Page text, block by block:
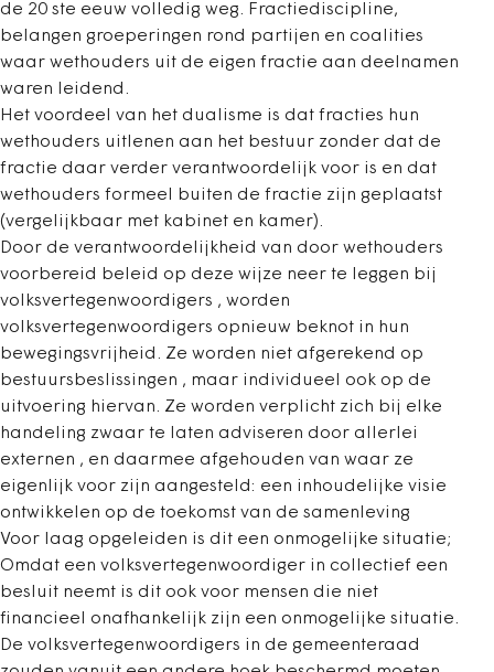
de 20 ste eeuw volledig weg. Fractiediscipline,
belangen groeperingen rond partijen en coalities
waar wethouders uit de eigen fractie aan deelnamen
waren leidend.
Het voordeel van het dualisme is dat fracties hun
wethouders uitlenen aan het bestuur zonder dat de
fractie daar verder verantwoordelijk voor is en dat
wethouders formeel buiten de fractie zijn geplaatst
(vergelijkbaar met kabinet en kamer).
Door de verantwoordelijkheid van door wethouders
voorbereid beleid op deze wijze neer te leggen bij
volksvertegenwoordigers , worden
volksvertegenwoordigers opnieuw beknot in hun
bewegingsvrijheid. Ze worden niet afgerekend op
bestuursbeslissingen , maar individueel ook op de
uitvoering hiervan. Ze worden verplicht zich bij elke
handeling zwaar te laten adviseren door allerlei
externen , en daarmee afgehouden van waar ze
eigenlijk voor zijn aangesteld: een inhoudelijke visie
ontwikkelen op de toekomst van de samenleving
Voor laag opgeleiden is dit een onmogelijke situatie;
Omdat een volksvertegenwoordiger in collectief een
besluit neemt is dit ook voor mensen die niet
financieel onafhankelijk zijn een onmogelijke situatie.
De volksvertegenwoordigers in de gemeenteraad